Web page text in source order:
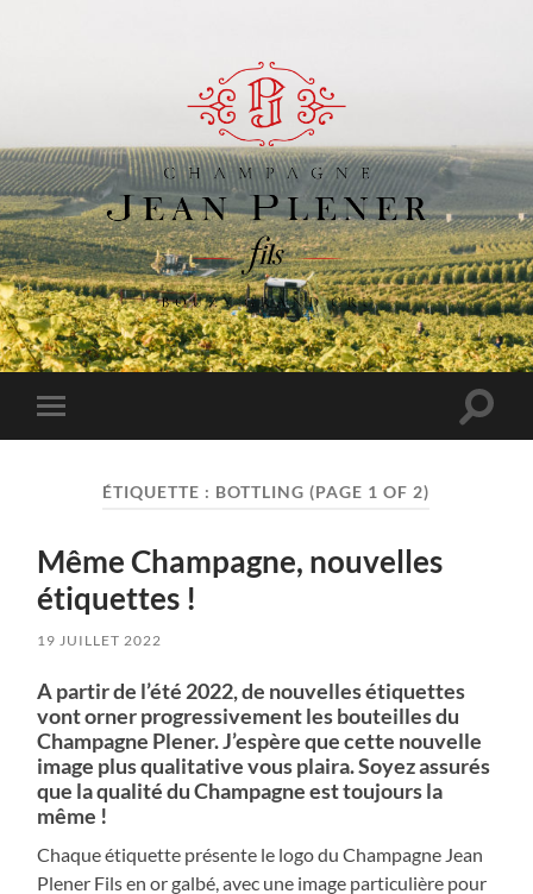
Champagne
Jean
Plener
Toggle
mobile
Toggle
ÉTIQUETTE : BOTTLING (PAGE 1 OF 2)
Même Champagne, nouvelles
étiquettes !
19 JUILLET 2022
A partir de l’été 2022, de nouvelles étiquettes
vont orner progressivement les bouteilles du
Champagne Plener. J’espère que cette nouvelle
image plus qualitative vous plaira. Soyez assurés
que la qualité du Champagne est toujours la
même !
Chaque étiquette présente le logo du Champagne Jean
Plener Fils en or galbé, avec une image particulière pour